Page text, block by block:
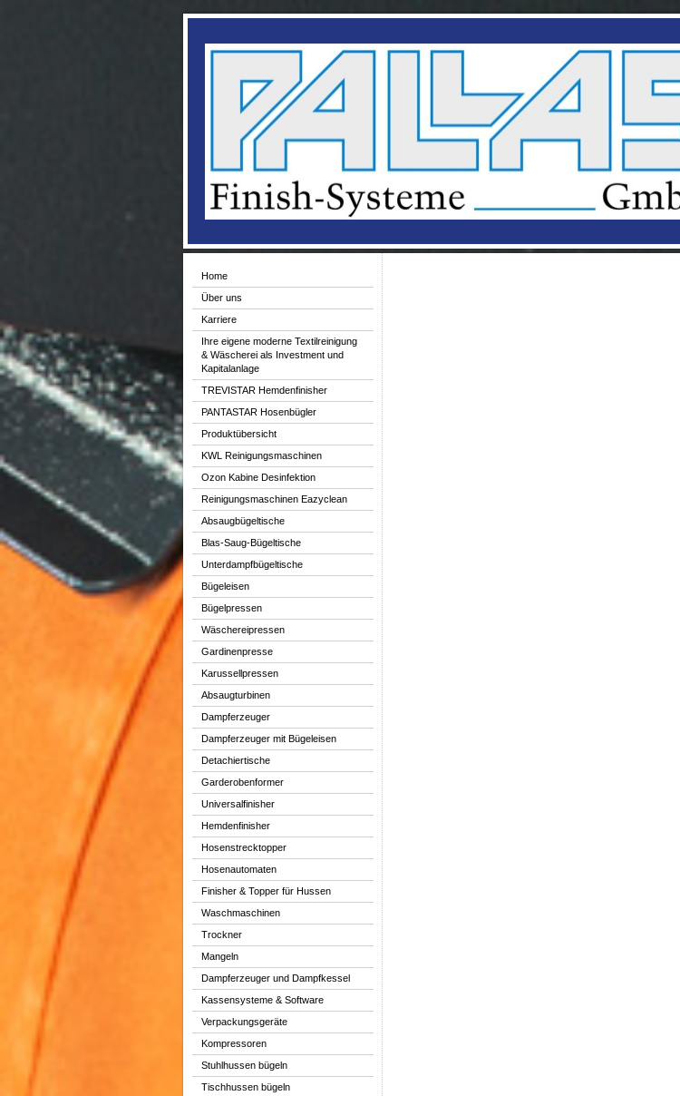
Home
Über uns
Karriere
Ihre eigene moderne Textilreinigung
& Wäscherei als Investment und
Kapitalanlage
TREVISTAR Hemdenfinisher
PANTASTAR Hosenbügler
Produktübersicht
KWL Reinigungsmaschinen
Ozon Kabine Desinfektion
Reinigungsmaschinen Eazyclean
Absaugbügeltische
Blas-Saug-Bügeltische
Unterdampfbügeltische
Bügeleisen
Bügelpressen
Wäschereipressen
Gardinenpresse
Karussellpressen
Absaugturbinen
Dampferzeuger
Dampferzeuger mit Bügeleisen
Detachiertische
Garderobenformer
Universalfinisher
Hemdenfinisher
Hosenstrecktopper
Hosenautomaten
Finisher & Topper für Hussen
Waschmaschinen
Trockner
Mangeln
Dampferzeuger und Dampfkessel
Kassensysteme & Software
Verpackungsgeräte
Kompressoren
Stuhlhussen bügeln
Tischhussen bügeln